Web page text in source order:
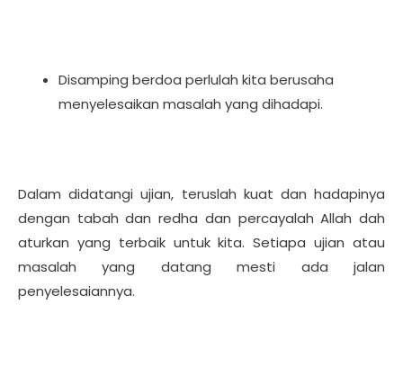
Disamping berdoa perlulah kita berusaha
menyelesaikan masalah yang dihadapi.
Dalam didatangi ujian, teruslah kuat dan hadapinya
dengan tabah dan redha dan percayalah Allah dah
aturkan yang terbaik untuk kita. Setiapa ujian atau
masalah yang datang mesti ada jalan
penyelesaiannya.